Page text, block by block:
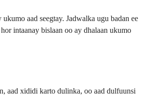
aad seegtay. Jadwalka ugu badan ee
intaanay bislaan oo ay dhalaan ukumo
aad xididi karto dulinka, oo aad dulfuunsi